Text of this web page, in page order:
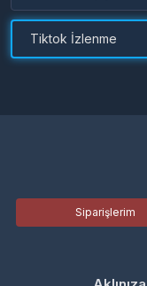
Tiktok İzlenme
Siparişlerim